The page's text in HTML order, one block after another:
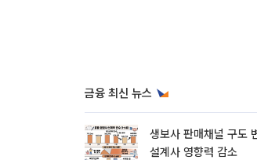
금융 최신 뉴스
생보사 판매채널 구도
설계사 영향력 감소